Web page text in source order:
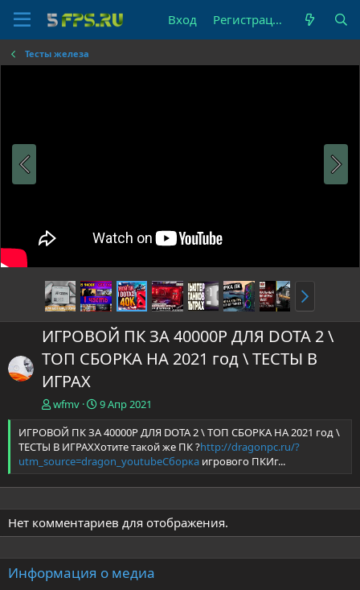
Вход Регистрация
Тесты железа
ИГРОВОЙ ПК ЗА 40000Р ДЛЯ DOTA 2 \
ТОП СБОРКА НА 2021 год \ ТЕСТЫ В
ИГРАХ
wfmv
9 Апр 2021
ИГРОВОЙ ПК ЗА 40000Р ДЛЯ DOTA 2 \ ТОП СБОРКА НА 2021 год \
ТЕСТЫ В ИГРАХХотите такой же ПК ?http://dragonpc.ru/?
utm_source=dragon_youtubeСборка игрового ПКИг...
Нет комментариев для отображения.
Информация о медиа